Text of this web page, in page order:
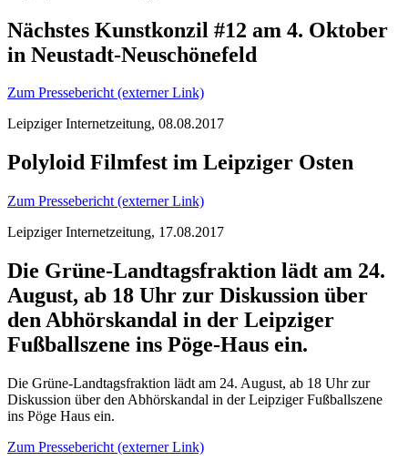
Nächstes Kunstkonzil #12 am 4. Oktober
in Neustadt-Neuschönefeld
Zum Pressebericht (externer Link)
Leipziger Internetzeitung, 08.08.2017
Polyloid Filmfest im Leipziger Osten
Zum Pressebericht (externer Link)
Leipziger Internetzeitung, 17.08.2017
Die Grüne-Landtagsfraktion lädt am 24.
August, ab 18 Uhr zur Diskussion über
den Abhörskandal in der Leipziger
Fußballszene ins Pöge-Haus ein.
Die Grüne-Landtagsfraktion lädt am 24. August, ab 18 Uhr zur
Diskussion über den Abhörskandal in der Leipziger Fußballszene
ins Pöge Haus ein.
Zum Pressebericht (externer Link)